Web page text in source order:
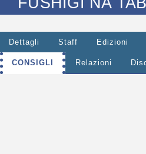
Dettagli Staff Edizioni
CONSIGLI Relazioni